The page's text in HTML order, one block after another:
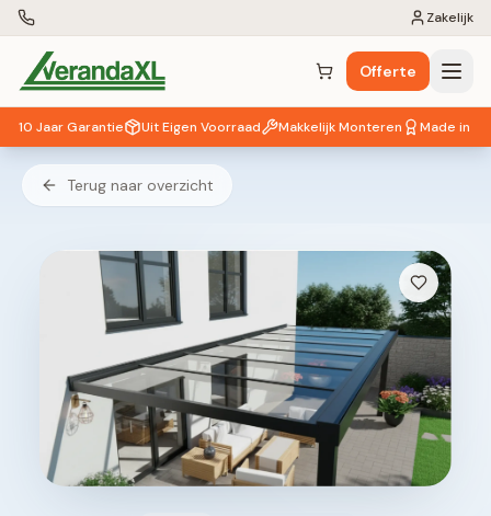
Zakelijk
Winkelwagen ( 0 items)
Offerte
10 Jaar Garantie Uit Eigen Voorraad Makkelijk Monteren Made in EU
Terug naar overzicht